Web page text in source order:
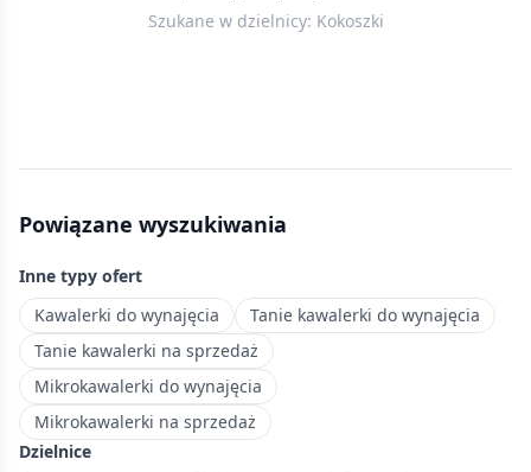
metr
wybierz
w
najlepszej
lokalizacji.
Dzielnica
na
południu
Gdańska
Szukane w dzielnicy: Kokoszki
Powiązane wyszukiwania
Inne typy ofert
Kawalerki do wynajęcia
Tanie kawalerki do wynajęcia
Tanie kawalerki na sprzedaż
Mikrokawalerki do wynajęcia
Mikrokawalerki na sprzedaż
Dzielnice